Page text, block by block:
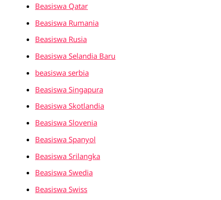
Beasiswa Qatar
Beasiswa Rumania
Beasiswa Rusia
Beasiswa Selandia Baru
beasiswa serbia
Beasiswa Singapura
Beasiswa Skotlandia
Beasiswa Slovenia
Beasiswa Spanyol
Beasiswa Srilangka
Beasiswa Swedia
Beasiswa Swiss